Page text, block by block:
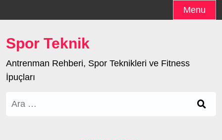
to
Menu
Spor Teknik
Antrenman Rehberi, Spor Teknikleri ve Fitness
İpuçları
Arama: